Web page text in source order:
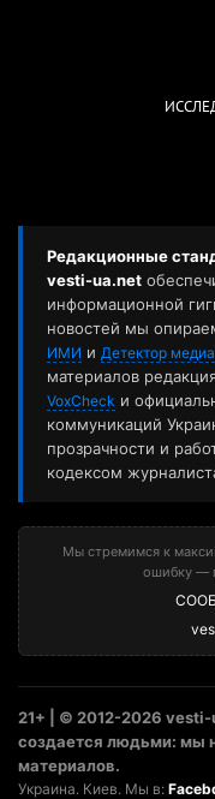
Редакционные
vesti-ua.net
информационной
новостей мы
ИМИ и Детектор медиа
материалов
VoxCheck и
коммуникаций
прозрачности и
кодексом
Мы стремимся к
ошибку —
21+ | © 2012-2026
создается людьми: мы
материалов.
Украина. Киев. Мы в: